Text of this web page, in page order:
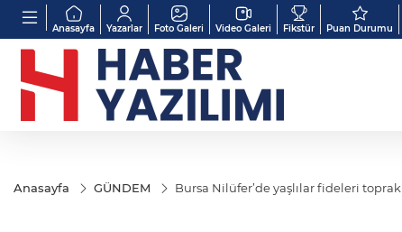
Anasayfa Yazarlar Foto Galeri Video Galeri Fikstür Puan Durumu
Anasayfa GÜNDEM Bursa Nilüfer’de yaşlılar fideleri